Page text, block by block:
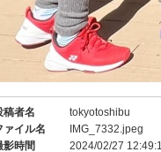
稿者名
tokyotoshibu
ァイル名
IMG_7332.jpeg
影時間
2024/02/27